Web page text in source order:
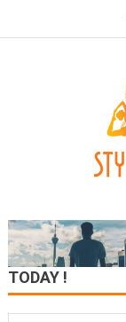
TODAY !